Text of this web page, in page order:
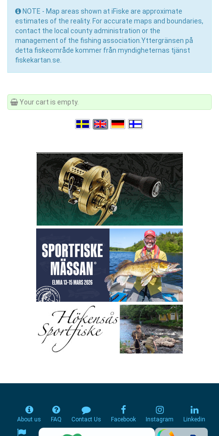
NOTE - Map areas shown at iFiske are approximate
estimates of the reality. For accurate maps and boundaries,
contact the local county administration or the
management of the fishing association.Yttergränsen på
detta fiskeområde kommer från myndigheternas tjänst
fiskekartan.se.
Your cart is empty.
About us FAQ Contact Us Facebook Instagram Linkedin